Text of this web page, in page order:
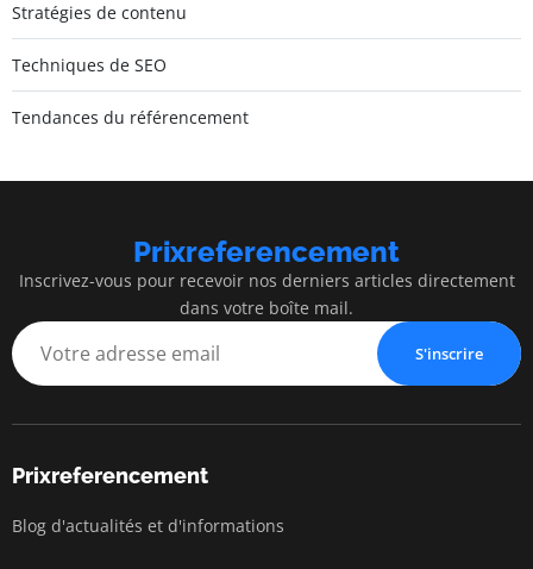
Stratégies de contenu
Techniques de SEO
Tendances du référencement
Prixreferencement
Inscrivez-vous pour recevoir nos derniers articles directement
dans votre boîte mail.
S'inscrire
Prixreferencement
Blog d'actualités et d'informations